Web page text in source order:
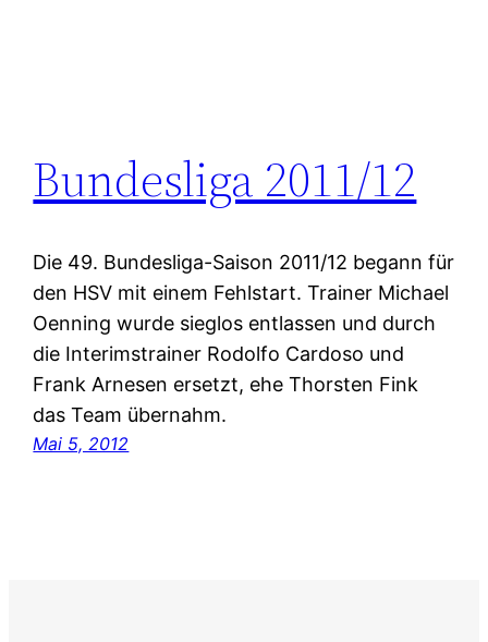
Bundesliga 2011/12
Die 49. Bundesliga-Saison 2011/12 begann für
den HSV mit einem Fehlstart. Trainer Michael
Oenning wurde sieglos entlassen und durch
die Interimstrainer Rodolfo Cardoso und
Frank Arnesen ersetzt, ehe Thorsten Fink
das Team übernahm.
Mai 5, 2012